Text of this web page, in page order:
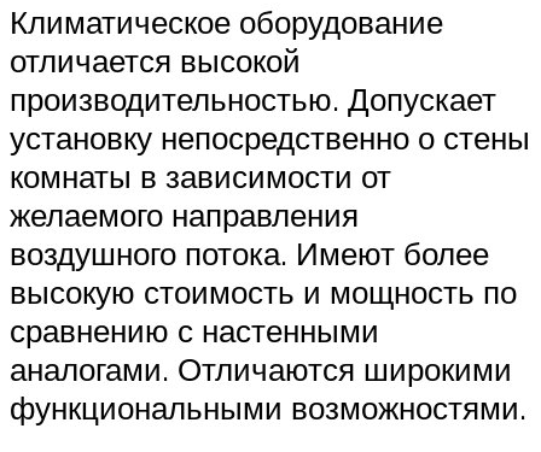
Климатическое оборудование
отличается высокой
производительностью. Допускает
установку непосредственно о стены
комнаты в зависимости от
желаемого направления
воздушного потока. Имеют более
высокую стоимость и мощность по
сравнению с настенными
аналогами. Отличаются широкими
функциональными возможностями.